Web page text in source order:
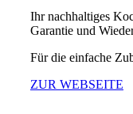
Ihr nachhaltiges
Garantie und
Für die einfache
ZUR WEBSEITE